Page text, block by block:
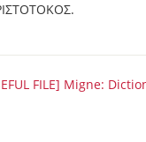
FILE] Migne: